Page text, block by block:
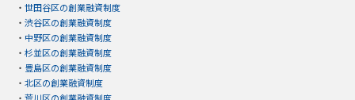
・ 世田谷区の創業融資制度
・ 渋谷区の創業融資制度
・ 中野区の創業融資制度
・ 杉並区の創業融資制度
・ 豊島区の創業融資制度
・ 北区の創業融資制度